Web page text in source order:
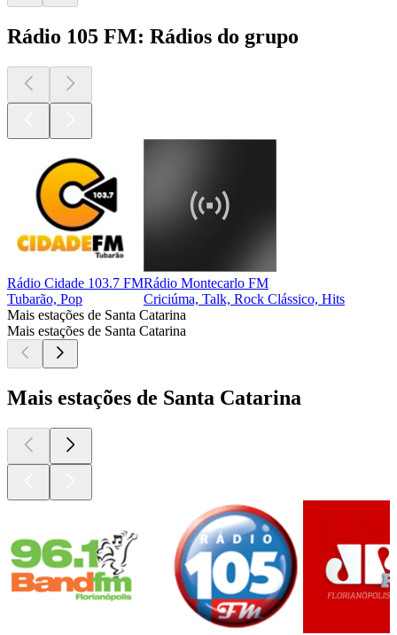
Rádio 105 FM: Rádios do grupo
Rádio Cidade 103.7 FM
Tubarão, Pop
Rádio Montecarlo FM
Criciúma, Talk, Rock Clássico, Hits
Mais estações de Santa Catarina
Mais estações de Santa Catarina
Mais estações de Santa Catarina